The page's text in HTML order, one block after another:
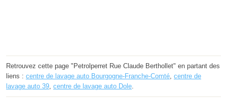
Retrouvez cette page "Petrolperret Rue Claude Berthollet" en partant des
liens : centre de lavage auto Bourgogne-Franche-Comté, centre de
lavage auto 39, centre de lavage auto Dole.